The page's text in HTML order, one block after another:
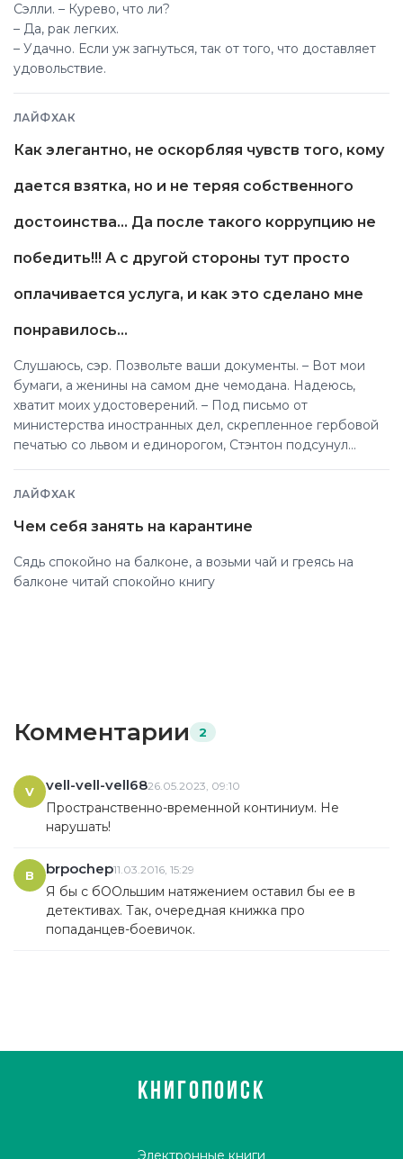
Сэлли. – Курево, что ли?
– Да, рак легких.
– Удачно. Если уж загнуться, так от того, что доставляет
удовольствие.
ЛАЙФХАК
Как элегантно, не оскорбляя чувств того, кому
дается взятка, но и не теряя собственного
достоинства... Да после такого коррупцию не
победить!!! А с другой стороны тут просто
оплачивается услуга, и как это сделано мне
понравилось...
Слушаюсь, сэр. Позвольте ваши документы. – Вот мои
бумаги, а женины на самом дне чемодана. Надеюсь,
хватит моих удостоверений. – Под письмо от
министерства иностранных дел, скрепленное гербовой
печатью со львом и единорогом, Стэнтон подсунул
Возьмите себе. Хозяин вряд ли найдется. Портье забрал
деньги и подал ключ.
ЛАЙФХАК
Чем себя занять на карантине
Сядь спокойно на балконе, а возьми чай и греясь на
балконе читай спокойно книгу
Комментарии 2
V vell-vell-vell6826.05.2023, 09:10
Пространственно-временной континиум. Не
нарушать!
B brpochep11.03.2016, 15:29
Я бы с бООльшим натяжением оставил бы ее в
детективах. Так, очередная книжка про
попаданцев-боевичок.
КНИГОПОИСК
Электронные книги